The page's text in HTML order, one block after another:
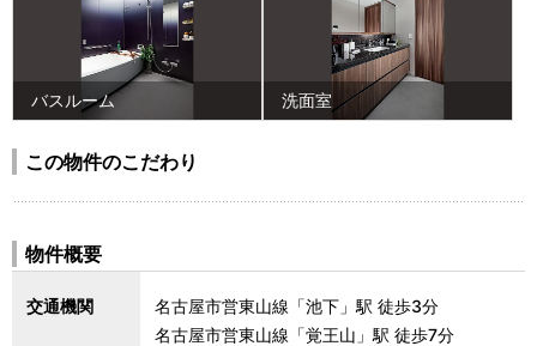
バスルーム 洗面室
この物件のこだわり
物件概要
交通機関
名古屋市営東山線「池下」駅 徒歩3分
名古屋市営東山線「覚王山」駅 徒歩7分